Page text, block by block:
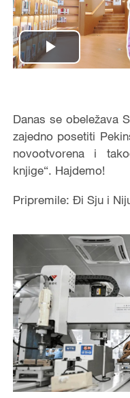
Play
Danas se obeležava
zajedno posetiti
novootvorena i
knjige“. Hajdemo!
Pripremile: Đi Sju i